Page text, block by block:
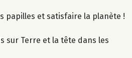
papilles et satisfaire la planète !
sur Terre et la tête dans les